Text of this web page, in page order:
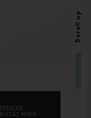
Scroll up